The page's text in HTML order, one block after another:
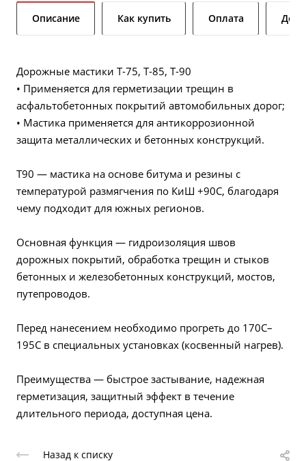
Описание Как купить Оплата
Дорожные мастики Т-75, Т-85, Т-90
• Применяется для герметизации трещин в
асфальтобетонных покрытий автомобильных дорог;
• Мастика применяется для антикоррозионной
защита металлических и бетонных конструкций.
Т90 — мастика на основе битума и резины с
температурой размягчения по КиШ +90С, благодаря
чему подходит для южных регионов.
Основная функция — гидроизоляция швов
дорожных покрытий, обработка трещин и стыков
бетонных и железобетонных конструкций, мостов,
путепроводов.
Перед нанесением необходимо прогреть до 170С–
195С в специальных установках (косвенный нагрев).
Преимущества — быстрое застывание, надежная
герметизация, защитный эффект в течение
длительного периода, доступная цена.
Назад к списку